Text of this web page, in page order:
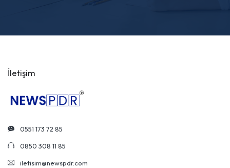
İletişim
0551 173 72 85
0850 308 11 85
iletisim@newspdr.com